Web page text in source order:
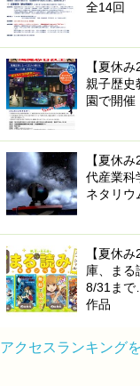
全14回
【夏休
親子歴史
園で開催
【夏休
代産業科
ネタリウ
【夏休
庫、まる
8/31ま
作品
アクセスランキング